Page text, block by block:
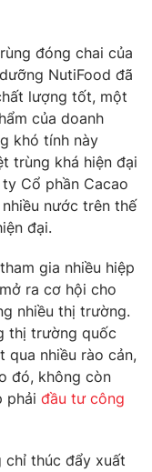
đóng chai của
NutiFood đã
lượng tốt, một
của doanh
khó tính này
trùng khá hiện đại
Cổ phần Cacao
nước trên thế
đại.
gia nhiều hiệp
ra cơ hội cho
nhiều thị trường.
thị trường quốc
qua nhiều rào cản,
đó, không còn
phải đầu tư công
chỉ thúc đẩy xuất